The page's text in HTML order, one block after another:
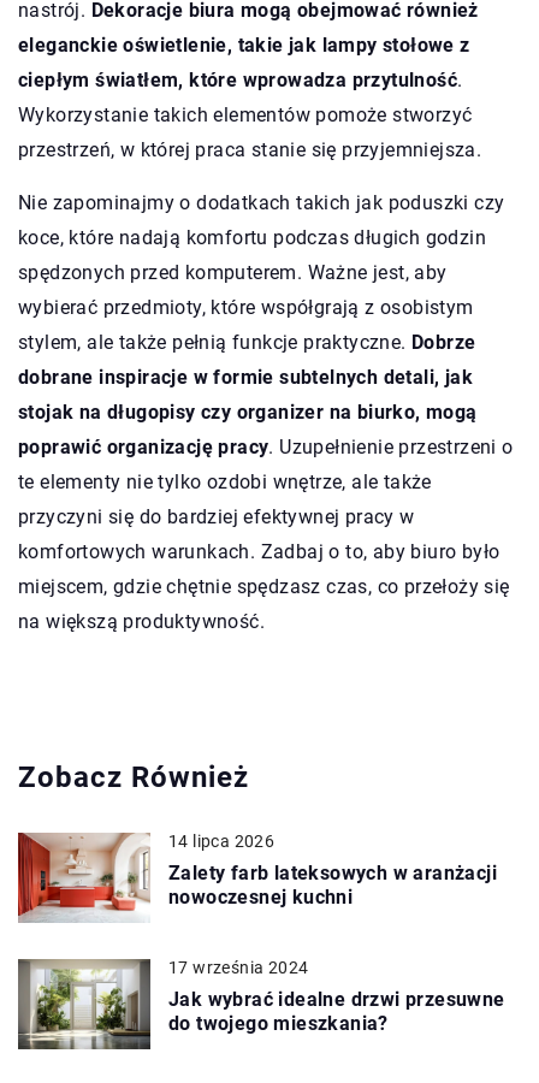
nastrój. Dekoracje biura mogą obejmować również
eleganckie oświetlenie, takie jak lampy stołowe z
ciepłym światłem, które wprowadza przytulność.
Wykorzystanie takich elementów pomoże stworzyć
przestrzeń, w której praca stanie się przyjemniejsza.
Nie zapominajmy o dodatkach takich jak poduszki czy
koce, które nadają komfortu podczas długich godzin
spędzonych przed komputerem. Ważne jest, aby
wybierać przedmioty, które współgrają z osobistym
stylem, ale także pełnią funkcje praktyczne. Dobrze
dobrane inspiracje w formie subtelnych detali, jak
stojak na długopisy czy organizer na biurko, mogą
poprawić organizację pracy. Uzupełnienie przestrzeni o
te elementy nie tylko ozdobi wnętrze, ale także
przyczyni się do bardziej efektywnej pracy w
komfortowych warunkach. Zadbaj o to, aby biuro było
miejscem, gdzie chętnie spędzasz czas, co przełoży się
na większą produktywność.
Zobacz Również
14 lipca 2026
Zalety farb lateksowych w aranżacji
nowoczesnej kuchni
17 września 2024
Jak wybrać idealne drzwi przesuwne
do twojego mieszkania?